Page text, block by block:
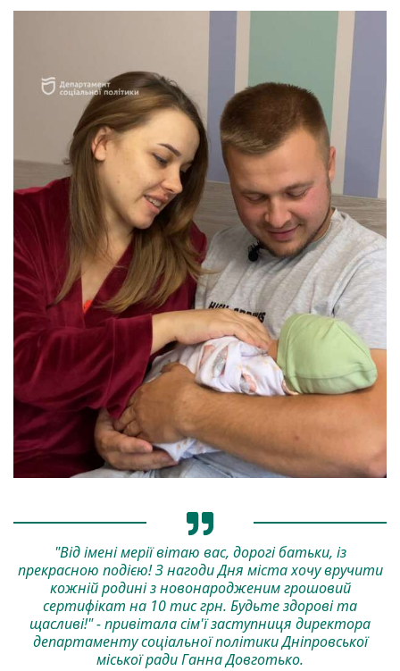
"Від імені мерії вітаю вас, дорогі батьки, із
прекрасною подією! З нагоди Дня міста хочу вручити
кожній родині з новонародженим грошовий
сертифікат на 10 тис грн. Будьте здорові та
щасливі!" - привітала сім'ї заступниця директора
департаменту соціальної політики Дніпровської
міської ради Ганна Довготько.